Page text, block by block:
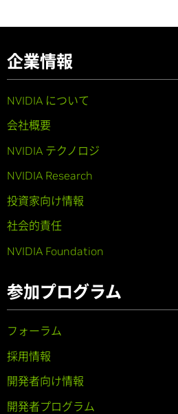
企業情報
NVIDIA について
会社概要
NVIDIA テクノロジ
NVIDIA Research
投資家向け情報
社会的責任
NVIDIA Foundation
参加プログラム
フォーラム
採用情報
開発者向け情報
開発者プログラム